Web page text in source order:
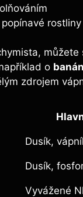
rostliny
o
zdrojem
Dusík,
Dusík,
Vyvážené